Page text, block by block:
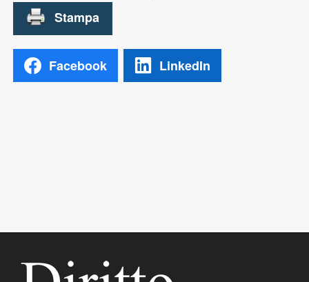
Facebook LinkedIn